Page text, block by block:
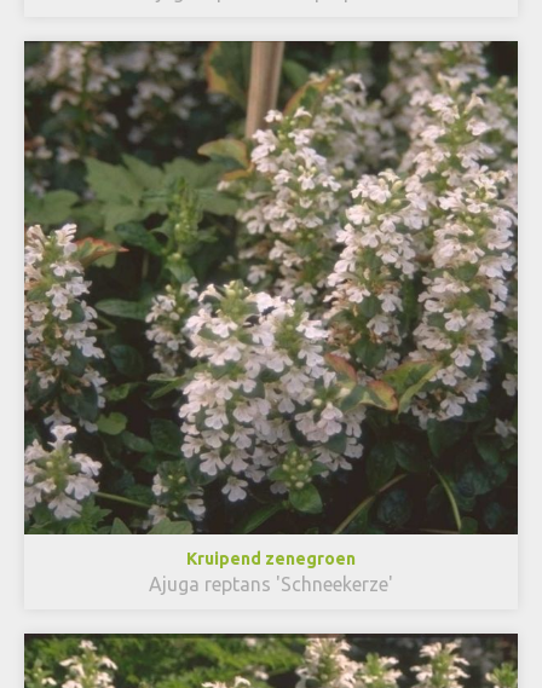
Kruipend zenegroen
Ajuga reptans 'Schneekerze'